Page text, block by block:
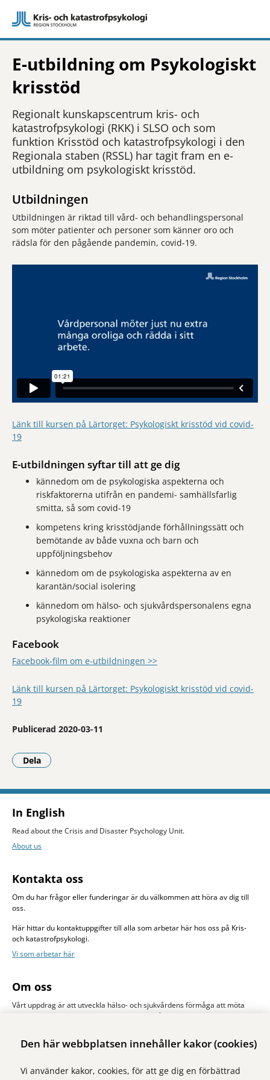
Den här webbplatsen innehåller kakor (cookies)
Vi använder kakor, cookies, för att ge dig en förbättrad
E-utbildning om Psykologiskt
krisstöd
Regionalt kunskapscentrum kris- och
katastrofpsykologi (RKK) i SLSO och som
funktion Krisstöd och katastrofpsykologi i den
Regionala staben (RSSL) har tagit fram en e-
utbildning om psykologiskt krisstöd.
Utbildningen
Utbildningen är riktad till vård- och behandlingspersonal
som möter patienter och personer som känner oro och
rädsla för den pågående pandemin, covid-19.
Länk till kursen på Lärtorget: Psykologiskt krisstöd vid covid-
19
E-utbildningen syftar till att ge dig
kännedom om de psykologiska aspekterna och
riskfaktorerna utifrån en pandemi- samhällsfarlig
smitta, så som covid-19
kompetens kring krisstödjande förhållningssätt och
bemötande av både vuxna och barn och
uppföljningsbehov
kännedom om de psykologiska aspekterna av en
karantän/social isolering
kännedom om hälso- och sjukvårdspersonalens egna
psykologiska reaktioner
Facebook
Facebook-film om e-utbildningen >>
Länk till kursen på Lärtorget: Psykologiskt krisstöd vid covid-
19
Publicerad 2020-03-11
Dela
- Klicka för att öppna delningsalternativ.
In English
Read about the Crisis and Disaster Psychology Unit.
About us
Kontakta oss
Om du har frågor eller funderingar är du välkommen att höra av dig till
oss.
Här hittar du kontaktuppgifter till alla som arbetar här hos oss på Kris-
och katastrofpsykologi.
Vi som arbetar här
Om oss
Vårt uppdrag är att utveckla hälso- och sjukvårdens förmåga att möta
drabbade människors psykologiska behov såväl vid stora olyckor och